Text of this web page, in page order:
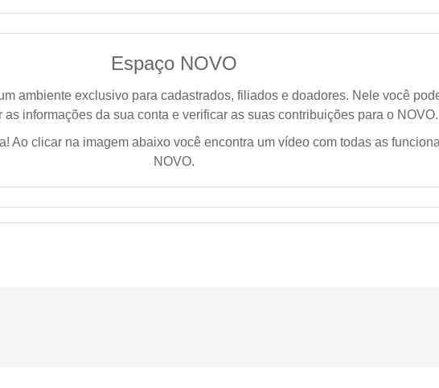
Espaço NOVO
ambiente exclusivo para cadastrados, filiados e doadores. Nele você
as informações da sua conta e verificar as suas contribuições para o NOVO.
Ao clicar na imagem abaixo você encontra um vídeo com todas as
NOVO.